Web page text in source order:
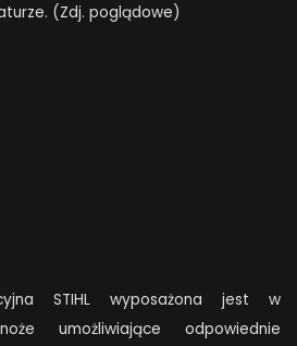
(Zdj. poglądowe)
STIHL wyposażona jest w
umożliwiające odpowiednie